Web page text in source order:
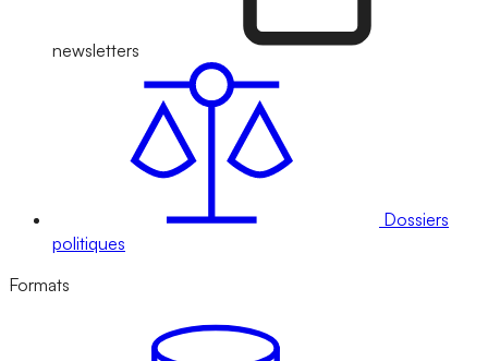
newsletters
Dossiers
politiques
Formats